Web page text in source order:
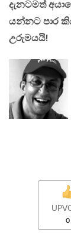
දැනටමත්
යන්නට පාර
උරුමයයි!
0